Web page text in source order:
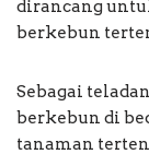
dirancang
berkebun
Sebagai
berkebun di
tanaman